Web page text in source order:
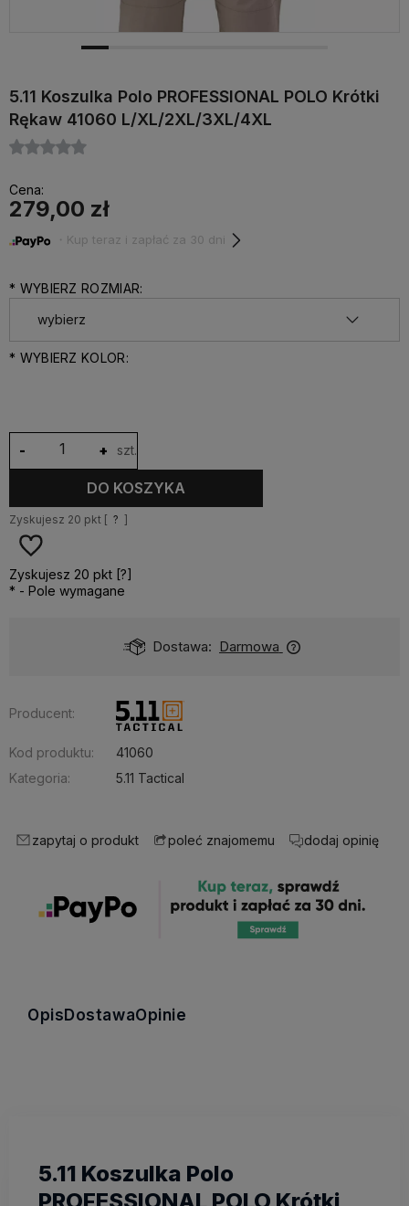
5.11 Koszulka Polo PROFESSIONAL POLO Krótki
Rękaw 41060 L/XL/2XL/3XL/4XL
Cena:
279,00 zł
・Kup teraz i zapłać za 30 dni
* WYBIERZ ROZMIAR:
* WYBIERZ KOLOR:
+
- szt.
DO KOSZYKA
Zyskujesz 20 pkt [ ? ]
Zyskujesz 20 pkt [?]
* - Pole wymagane
Dostawa: Darmowa
Producent:
Kod produktu:
41060
Kategoria:
5.11 Tactical
zapytaj o produkt poleć znajomemu dodaj opinię
OpisDostawaOpinie
5.11 Koszulka Polo